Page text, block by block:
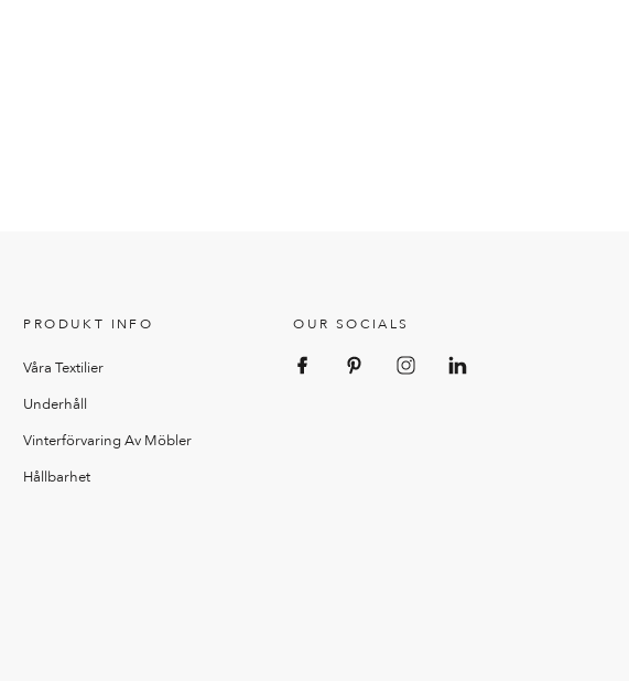
PRODUKT INFO
Våra Textilier
Underhåll
Vinterförvaring Av Möbler
Hållbarhet
OUR SOCIALS